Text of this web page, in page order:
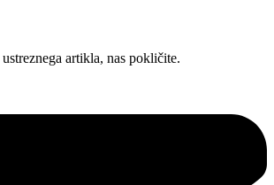
artikla, nas pokličite.